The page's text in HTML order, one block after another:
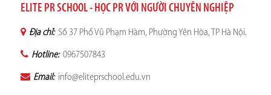
ELITE PR SCHOOL - HỌC PR VỚI NGƯỜI CHUYÊN NGHIỆP
Địa chỉ: Số 37 Phố Vũ Phạm Hàm, Phường Yên Hòa, TP Hà Nội.
Hotline: 0967507843
Email: info@eliteprschool.edu.vn